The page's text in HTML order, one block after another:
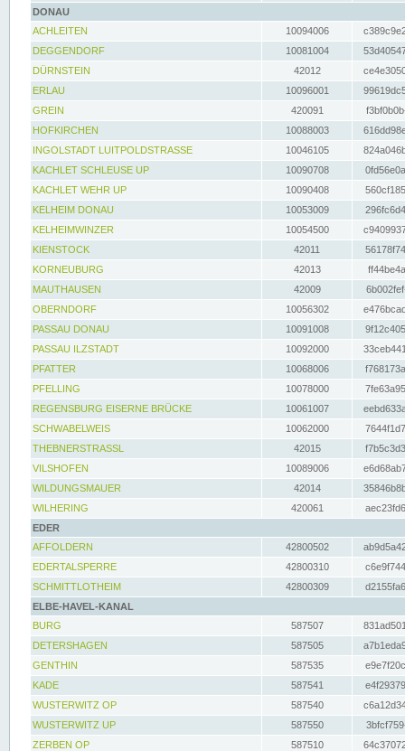
DONAU
ACHLEITEN
10094006
DEGGENDORF
10081004
DÜRNSTEIN
42012
ERLAU
10096001
GREIN
420091
HOFKIRCHEN
10088003
INGOLSTADT LUITPOLDSTRASSE
10046105
KACHLET SCHLEUSE UP
10090708
KACHLET WEHR UP
10090408
KELHEIM DONAU
10053009
KELHEIMWINZER
10054500
KIENSTOCK
42011
KORNEUBURG
42013
MAUTHAUSEN
42009
OBERNDORF
10056302
PASSAU DONAU
10091008
PASSAU ILZSTADT
10092000
PFATTER
10068006
PFELLING
10078000
REGENSBURG EISERNE BRÜCKE
10061007
SCHWABELWEIS
10062000
THEBNERSTRASSL
42015
VILSHOFEN
10089006
WILDUNGSMAUER
42014
WILHERING
420061
EDER
AFFOLDERN
42800502
EDERTALSPERRE
42800310
SCHMITTLOTHEIM
42800309
ELBE-HAVEL-KANAL
BURG
587507
DETERSHAGEN
587505
GENTHIN
587535
KADE
587541
WUSTERWITZ OP
587540
WUSTERWITZ UP
587550
ZERBEN OP
587510